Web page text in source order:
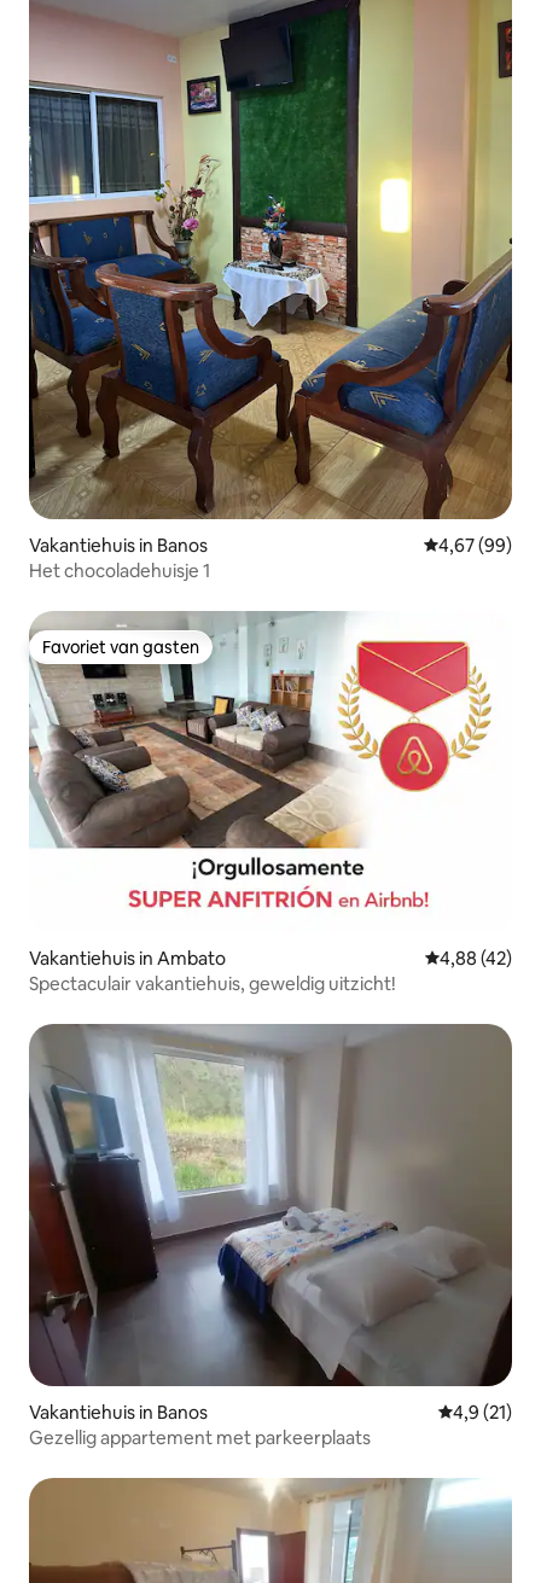
Vakantiehuis in Banos Gemiddelde
4,67 (99)
Het chocoladehuisje 1
Favoriet van gasten
Favoriet van gasten
Vakantiehuis in Ambato Gemiddelde
4,88 (42)
Spectaculair vakantiehuis, geweldig uitzicht!
Vakantiehuis in Banos
4,9 (21)
Gezellig appartement met parkeerplaats